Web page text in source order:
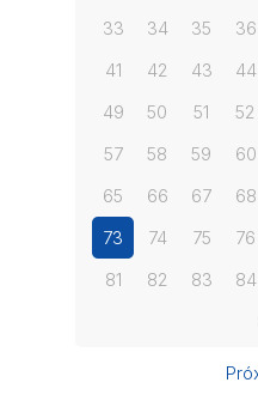
33
34 35 36
41
42 43 44
49
50 51 52
57
58 59 60
65
66 67 68
73
74 75 76
81
82 83 84